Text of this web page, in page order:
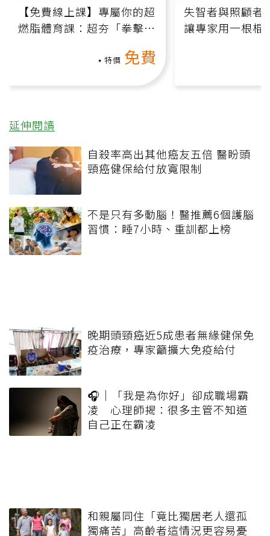
【免費線上課】專屬你的超
燃脂體育課：超夯「拳擊有
特價 免費
失智者與照顧者
讓專家用一根棍
延伸閱讀
自殺率高出其他癌友五倍 醫盼頭
頸癌健保給付放寬限制
不是只有多動腦！醫推薦6個護腦
習慣：睡7小時、重訓都上榜
晚期頭頸癌近5成患者無緣健保免
疫治療，專家籲擴大免疫給付
🎧｜「我是為你好」卻成職場霸
凌 心理師揭：很多主管不知道
自己正在霸凌
和親屬同住「竟比獨居老人還孤
獨痛苦」高齡者這情況更容易憂